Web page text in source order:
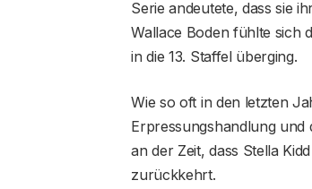
Serie andeutete, dass sie
Wallace Boden fühlte sich
in die 13. Staffel überging.
Wie so oft in den letzten
Erpressungshandlung
an der Zeit, dass Stella
zurückkehrt.